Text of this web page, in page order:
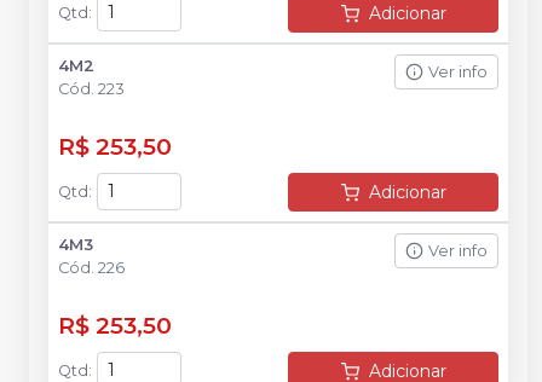
Qtd : Adicionar
4M2
Cód. 223
Ver info
R$ 253,50
Qtd : Adicionar
4M3
Cód. 226
Ver info
R$ 253,50
Qtd : Adicionar